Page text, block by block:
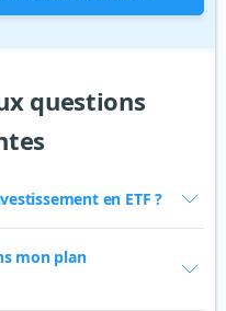
questions
en ETF ?
mon plan